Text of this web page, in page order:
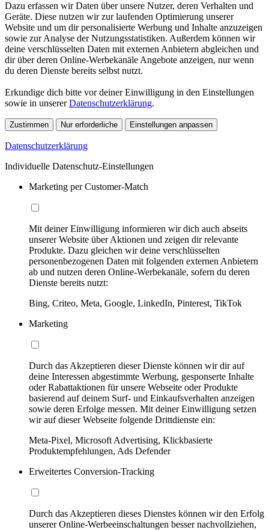
Dazu erfassen wir Daten über unsere Nutzer, deren Verhalten und
Geräte. Diese nutzen wir zur laufenden Optimierung unserer
Website und um dir personalisierte Werbung und Inhalte anzuzeigen
sowie zur Analyse der Nutzungsstatistiken. Außerdem können wir
deine verschlüsselten Daten mit externen Anbietern abgleichen und
dir über deren Online-Werbekanäle Angebote anzeigen, nur wenn
du deren Dienste bereits selbst nutzt.
Erkundige dich bitte vor deiner Einwilligung in den Einstellungen
sowie in unsererDatenschutzerklärung.
Zustimmen Nur erforderliche Einstellungen anpassen
Datenschutzerklärung
Individuelle Datenschutz-Einstellungen
Marketing per Customer-Match
Mit deiner Einwilligung informieren wir dich auch abseits
unserer Website über Aktionen und zeigen dir relevante
Produkte. Dazu gleichen wir deine verschlüsselten
personenbezogenen Daten mit folgenden externen Anbietern
ab und nutzen deren Online-Werbekanäle, sofern du deren
Dienste bereits nutzt:
Bing, Criteo, Meta, Google, LinkedIn, Pinterest, TikTok
Marketing
Durch das Akzeptieren dieser Dienste können wir dir auf
deine Interessen abgestimmte Werbung, gesponserte Inhalte
oder Rabattaktionen für unsere Webseite oder Produkte
basierend auf deinem Surf- und Einkaufsverhalten anzeigen
sowie deren Erfolge messen. Mit deiner Einwilligung setzen
wir auf dieser Webseite folgende Drittdienste ein:
Meta-Pixel, Microsoft Advertising, Klickbasierte
Produktempfehlungen, Ads Defender
Erweitertes Conversion-Tracking
Durch das Akzeptieren dieses Dienstes können wir den Erfolg
unserer Online-Werbeeinschaltungen besser nachvollziehen,